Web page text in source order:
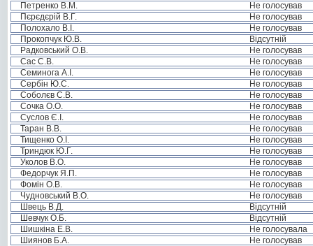
Петренко В.М.
Не голосував
Пєрєдєрій В.Г.
Не голосував
Полохало В.І.
Не голосував
Прокопчук Ю.В.
Відсутній
Радковський О.В.
Не голосував
Сас С.В.
Не голосував
Семинога А.І.
Не голосував
Сербін Ю.С.
Не голосував
Соболєв С.В.
Не голосував
Сочка О.О.
Не голосував
Суслов Є.І.
Не голосував
Таран В.В.
Не голосував
Тищенко О.І.
Не голосував
Триндюк Ю.Г.
Не голосував
Уколов В.О.
Не голосував
Федорчук Я.П.
Не голосував
Фомін О.В.
Не голосував
Чудновський В.О.
Не голосував
Швець В.Д.
Відсутній
Шевчук О.Б.
Відсутній
Шишкіна Е.В.
Не голосувала
Шиянов Б.А.
Не голосував